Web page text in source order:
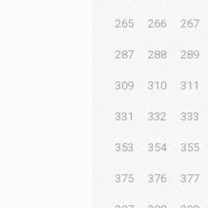
265 266 267
287 288 289
309 310 311
331 332 333
353 354 355
375 376 377